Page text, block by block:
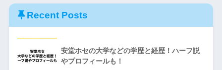
Recent Posts
安堂ホセの大学などの学歴と経歴！ハーフ説
やプロフィールも！